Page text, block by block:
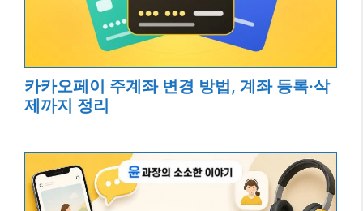
카카오페이 주계좌 변경 방법, 계좌 등록·삭
제까지 정리